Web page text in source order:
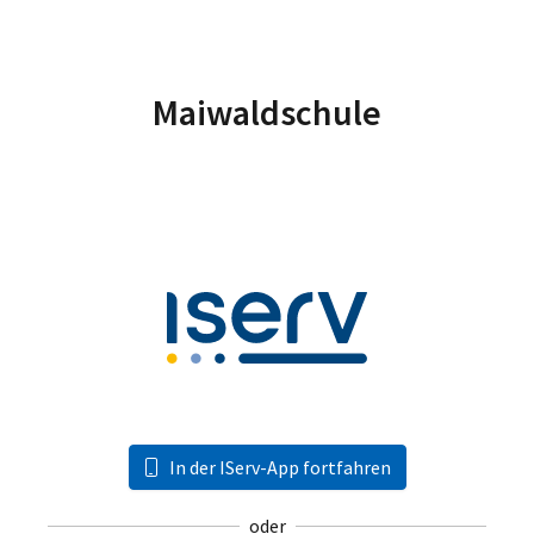
Maiwaldschule
In der IServ-App fortfahren
oder